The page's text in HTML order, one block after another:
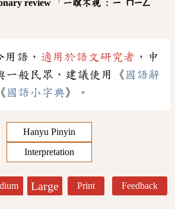
review 「 一瞑不視 : ㄧ ㄇㄧㄥ
語， 適用於語文研究者 ，中
一般民眾，建議使用《 國語辭
國語小字典》。
Hanyu Pinyin
Interpretation
Large Print Feedback